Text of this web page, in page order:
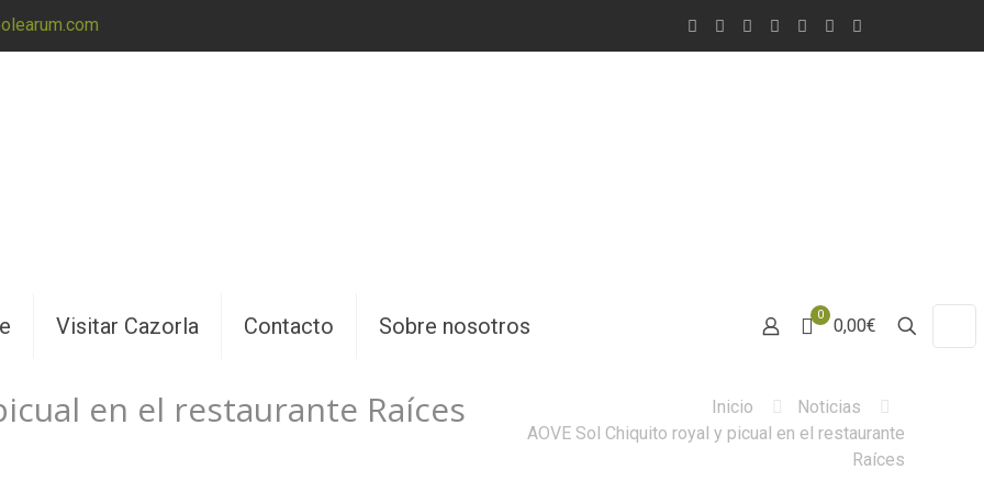
Visitar Cazorla Contacto Sobre nosotros 0
0,00€
en el restaurante Raíces Inicio
Noticias
AOVE Sol Chiquito royal y picual en el restaurante
Raíces